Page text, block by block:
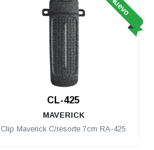
Nuevo
CL-425
MAVERICK
Clip Maverick C/resorte 7cm RA-425